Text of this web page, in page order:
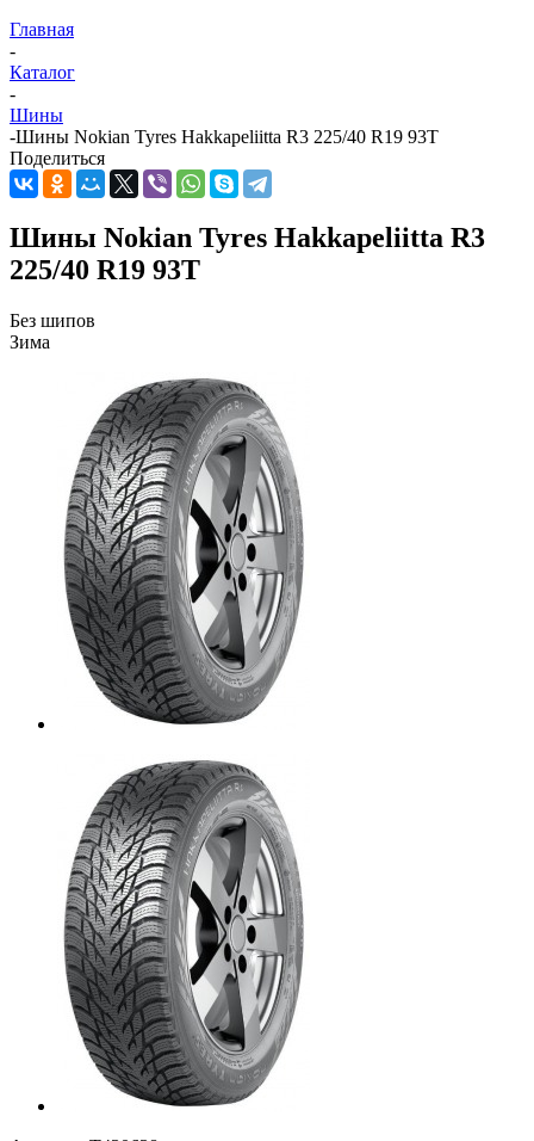
Главная
-
Каталог
-
Шины
-Шины Nokian Tyres Hakkapeliitta R3 225/40 R19 93T
Поделиться
Шины Nokian Tyres Hakkapeliitta R3
225/40 R19 93T
Без шипов
Зима